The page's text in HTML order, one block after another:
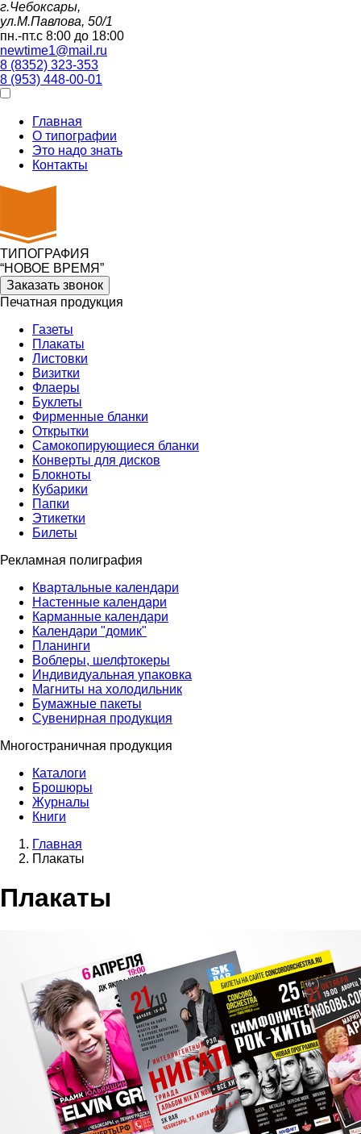
г.Чебоксары,
ул.М.Павлова, 50/1
пн.-пт.с 8:00 до 18:00
newtime1@mail.ru
8 (8352) 323-353
8 (953) 448-00-01
Главная
О типографии
Это надо знать
Контакты
ТИПОГРАФИЯ
“НОВОЕ ВРЕМЯ”
Заказать звонок
Печатная продукция
Газеты
Плакаты
Листовки
Визитки
Флаеры
Буклеты
Фирменные бланки
Открытки
Самокопирующиеся бланки
Конверты для дисков
Блокноты
Кубарики
Папки
Этикетки
Билеты
Рекламная полиграфия
Квартальные календари
Настенные календари
Карманные календари
Календари "домик"
Планинги
Воблеры, шелфтокеры
Индивидуальная упаковка
Магниты на холодильник
Бумажные пакеты
Сувенирная продукция
Многостраничная продукция
Каталоги
Брошюры
Журналы
Книги
Главная
Плакаты
Плакаты